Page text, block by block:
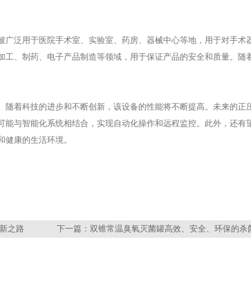
用于医院手术室、实验室、药房、器械中心等地，用于对手术
、制药、电子产品制造等领域，用于保证产品的安全和质量。随
着科技的进步和不断创新，该设备的性能将不断提高。未来的正
与智能化系统相结合，实现自动化操作和远程监控。此外，还有
康的生活环境。
之路 下一篇： 双锥常温臭氧灭菌罐高效、安全、环保的杀